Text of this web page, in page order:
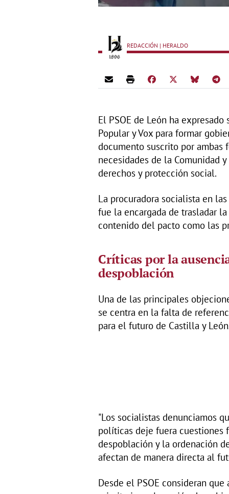
REDACCIÓN | HERALDO
El PSOE de León ha
Popular y Vox para formar
documento suscrito por ambas
necesidades de la Comunidad
derechos y protección social.
La procuradora socialista en
fue la encargada de trasladar
contenido del pacto como las
Críticas por la
despoblación
Una de las principales
se centra en la falta de
para el futuro de Castilla y
"Los socialistas denunciamos
políticas deje fuera cuestiones
despoblación y la ordenación
afectan de manera directa al
Desde el PSOE consideran